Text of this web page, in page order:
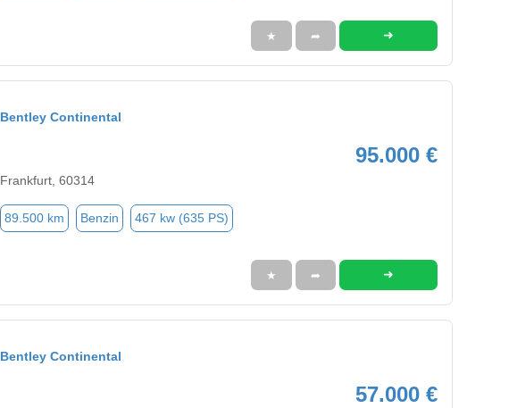
★ ➦ ➜
Bentley Continental
95.000 €
Frankfurt, 60314
89.500 km Benzin 467 kw (635 PS)
★ ➦ ➜
Bentley Continental
57.000 €